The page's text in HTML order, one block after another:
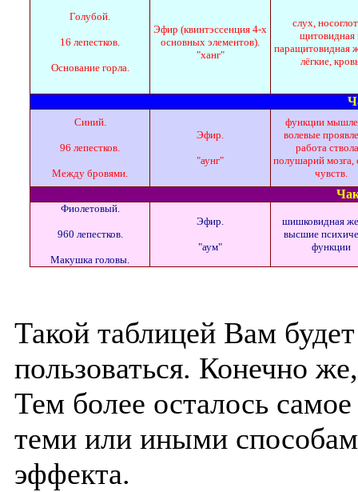
Голубой.
16 лепестков.
Основание горла.
Эфир (квинтэссенция 4-х
основных элементов).
"ханг"
слух,
щитовидная
паращитовидная
лёгкие,
Синий.
96 лепестков.
Между бровями.
Эфир.
"аунг"
функции
волевые
работа
полушарий мозга,
чувств.
Фиолетовый.
960 лепестков.
Макушка головы.
Эфир.
"аум"
шишковидная
высшие
функции
Такой таблицей Вам
пользоваться. Конечно
Тем более осталось
теми или иными
эффекта.